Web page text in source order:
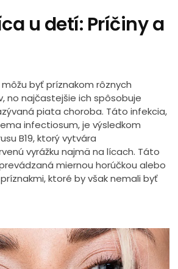
u detí: Príčiny a
byť príznakom rôznych
no najčastejšie ich spôsobuje
piata choroba. Táto infekcia,
infectiosum, je výsledkom
B19, ktorý vytvára
vyrážku najmä na lícach. Táto
miernou horúčkou alebo
ktoré by však nemali byť